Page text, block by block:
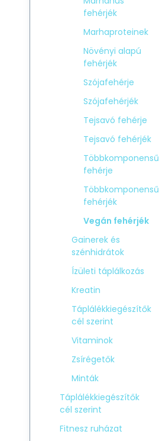
fehérjék
Marhaproteinek
Növényi alapú
fehérjék
Szójafehérje
Szójafehérjék
Tejsavó fehérje
Tejsavó fehérjék
Többkomponensű
fehérje
Többkomponensű
fehérjék
Vegán fehérjék
Gainerek és
szénhidrátok
Ízületi táplálkozás
Kreatin
Táplálékkiegészítők
cél szerint
Vitaminok
Zsírégetők
Minták
Táplálékkiegészítők
cél szerint
Fitnesz ruházat